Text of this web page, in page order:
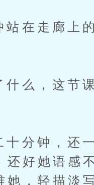
走廊上的
，这节课
钟，还一
好她语感
，轻描淡